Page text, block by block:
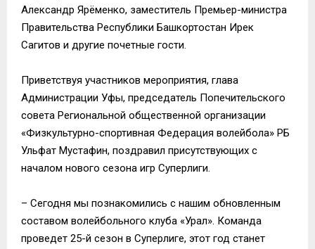
Александр Ярёменко, заместитель Премьер-министра
Правительства Республики Башкортостан Ирек
Сагитов и другие почетные гости.
Приветствуя участников мероприятия, глава
Администрации Уфы, председатель Попечительского
совета Региональной общественной организации
«Физкультурно-спортивная Федерация волейбола» РБ
Ульфат Мустафин, поздравил присутствующих с
началом нового сезона игр Суперлиги.
– Сегодня мы познакомились с нашим обновленным
составом волейбольного клуба «Урал». Команда
проведет 25-й сезон в Суперлиге, этот год станет